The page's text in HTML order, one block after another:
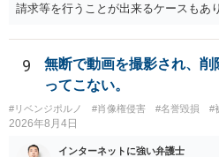
請求等を行うことが出来るケースもあ
に個別に相談されると良いでしょう。
9
無断で動画を撮影され、削
ってこない。
#リベンジポルノ #肖像権侵害 #名誉毀損 #
2026年8月4日
インターネットに強い弁護士